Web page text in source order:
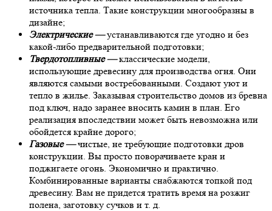
источника тепла. Такие конструкции многообразны в
дизайне;
Электрические —устанавливаются где угодно и без
какой-либо предварительной подготовки;
Твердотопливные —классические модели,
использующие древесину для производства огня. Они
являются самыми востребованными. Создают уют и
тепло в жилье. Заказывая строительство домов из бревна
под ключ, надо заранее вносить камин в план. Его
реализация впоследствии может быть невозможна или
обойдется крайне дорого;
Газовые —чистые, не требующие подготовки дров
конструкции. Вы просто поворачиваете кран и
поджигаете огонь. Экономично и практично.
Комбинированные варианты снабжаются топкой под
древесину. Вам не придется тратить время на розжиг
полена, заготовку сучков и т. д.